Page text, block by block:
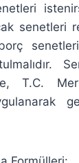
senetleri
T.C.